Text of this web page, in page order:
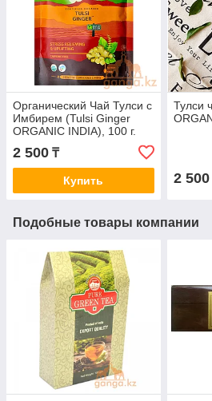
Органический Чай Тулси с
Имбирем (Tulsi Ginger
ORGANIC INDIA), 100 г.
2 500 ₸
Купить
Тулси
2 500
Подобные товары компании